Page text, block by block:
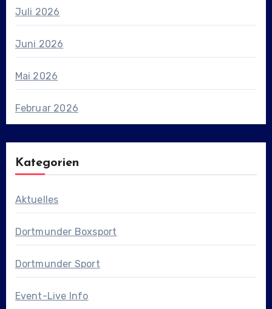
Juli 2026
Juni 2026
Mai 2026
Februar 2026
Kategorien
Aktuelles
Dortmunder Boxsport
Dortmunder Sport
Event-Live Info